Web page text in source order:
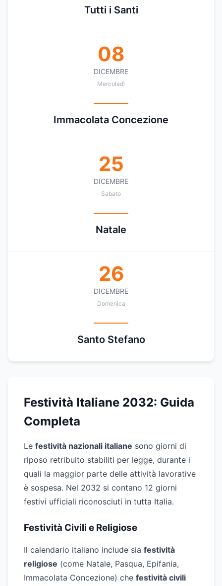
Tutti i Santi
08
DICEMBRE
Mercoledì
Immacolata Concezione
25
DICEMBRE
Sabato
Natale
26
DICEMBRE
Domenica
Santo Stefano
Festività Italiane 2032: Guida
Completa
Le festività nazionali italiane sono giorni di
riposo retribuito stabiliti per legge, durante i
quali la maggior parte delle attività lavorative
è sospesa. Nel 2032 si contano 12 giorni
festivi ufficiali riconosciuti in tutta Italia.
Festività Civili e Religiose
Il calendario italiano include sia festività
religiose (come Natale, Pasqua, Epifania,
Immacolata Concezione) che festività civili